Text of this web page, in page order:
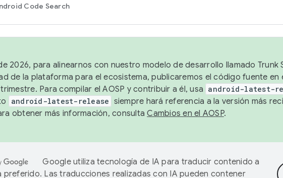
Code Search
2026, para alinearnos con nuestro modelo de desarrollo llamado Trunk
de la plataforma para el ecosistema, publicaremos el código fuente en
Para compilar el AOSP y contribuir a él, usa android-latest-
android-latest-release siempre hará referencia a la versión más
obtener más información, consultaCambios en el AOSP.
Google utiliza tecnología de IA para traducir contenido a
preferido. Las traducciones realizadas con IA pueden contener